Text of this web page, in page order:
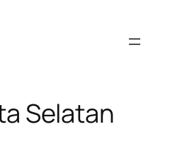
Selatan